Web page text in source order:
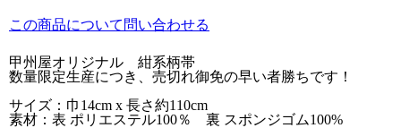
この商品について問い合わせる
甲州屋オリジナル 紺系柄帯
数量限定生産につき、売切れ御免の早い者勝ちです！
サイズ：巾14cm x 長さ約110cm
素材：表 ポリエステル100％ 裏 スポンジゴム100%